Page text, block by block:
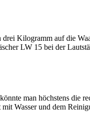
Kilogramm auf die
LW 15 bei der
man höchstens
Wasser und dem